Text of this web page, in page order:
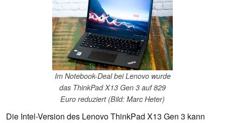
Im Notebook-Deal bei Lenovo wurde
das ThinkPad X13 Gen 3 auf 829
Euro reduziert (Bild: Marc Heter)
Die Intel-Version des Lenovo ThinkPad X13 Gen 3 kann